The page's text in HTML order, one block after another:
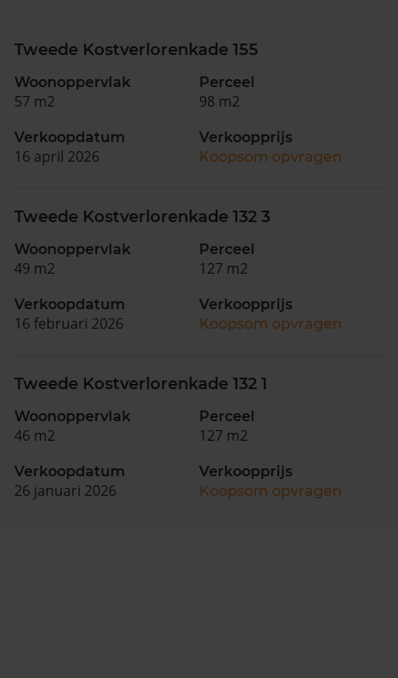
Tweede Kostverlorenkade 155
Woonoppervlak
57 m2
Perceel
98 m2
Verkoopdatum
16 april 2026
Verkoopprijs
Koopsom opvragen
Tweede Kostverlorenkade 132 3
Woonoppervlak
49 m2
Perceel
127 m2
Verkoopdatum
16 februari 2026
Verkoopprijs
Koopsom opvragen
Tweede Kostverlorenkade 132 1
Woonoppervlak
46 m2
Perceel
127 m2
Verkoopdatum
26 januari 2026
Verkoopprijs
Koopsom opvragen